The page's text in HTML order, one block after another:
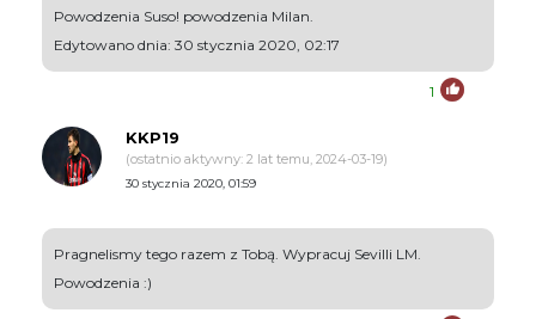
Powodzenia Suso! powodzenia Milan.
Edytowano dnia: 30 stycznia 2020, 02:17
1
KKP19
(ostatnio aktywny: 2 lat temu, 2024-03-19)
30 stycznia 2020, 01:59
Pragnelismy tego razem z Tobą. Wypracuj Sevilli LM.
Powodzenia :)